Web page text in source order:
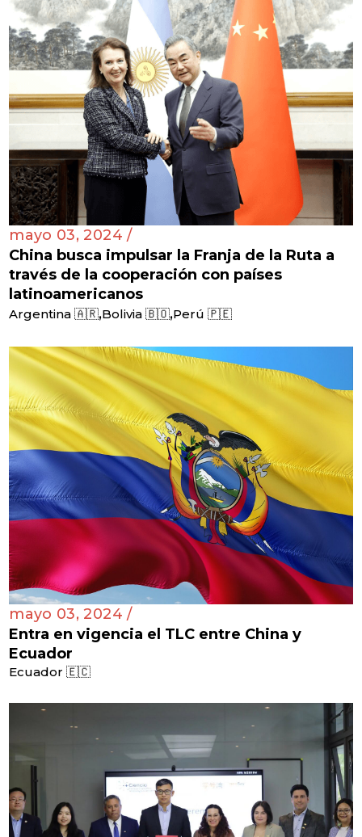
mayo 03, 2024 /
China busca impulsar la Franja de la Ruta a
través de la cooperación con países
latinoamericanos
Argentina 🇦🇷,Bolivia 🇧🇴,Perú 🇵🇪
mayo 03, 2024 /
Entra en vigencia el TLC entre China y
Ecuador
Ecuador 🇪🇨